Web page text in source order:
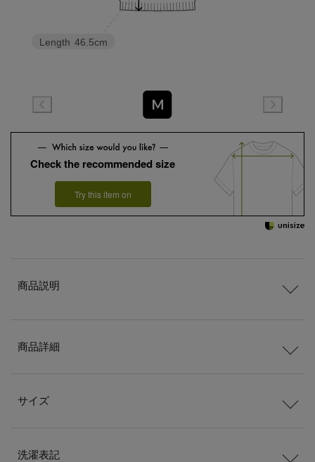
Length 46.5cm
M
Check the recommended size
Try this item on
商品説明
商品詳細
サイズ
洗濯表記